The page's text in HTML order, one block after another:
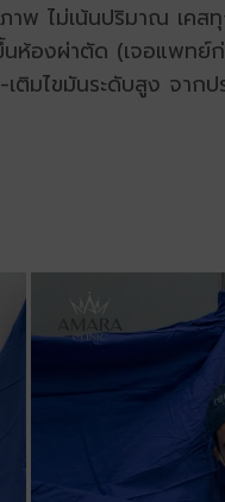
าพ ไม่เน้นปริมาณ เคส
ห้องผ่าตัด (เจอแพท
ไขมันระดับสูง จากป